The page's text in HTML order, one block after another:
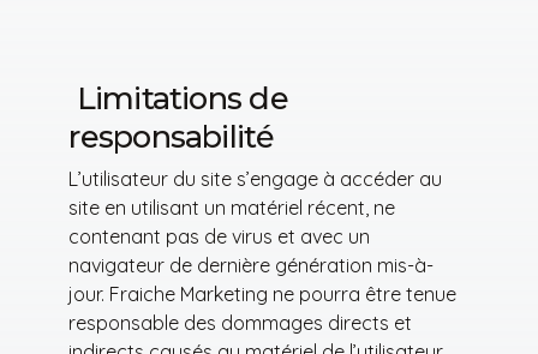
Limitations de
responsabilité
L’utilisateur du site s’engage à accéder au
site en utilisant un matériel récent, ne
contenant pas de virus et avec un
navigateur de dernière génération mis-à-
jour. Fraiche Marketing ne pourra être tenue
responsable des dommages directs et